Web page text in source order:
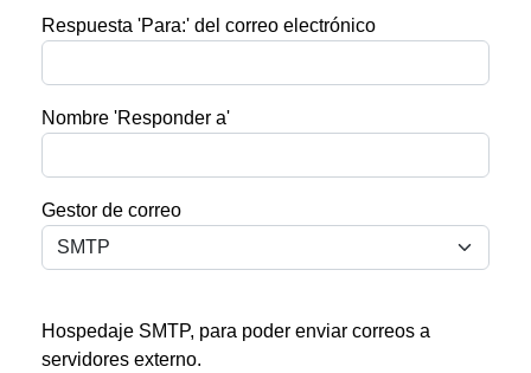
Respuesta 'Para:' del correo electrónico
Nombre 'Responder a'
Gestor de correo
Hospedaje SMTP, para poder enviar correos a
servidores externo.